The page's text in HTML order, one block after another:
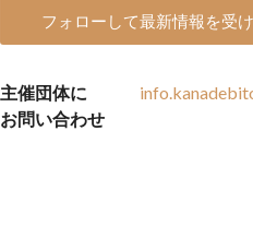
フォローして最新情報を受
主催団体に
お問い合わせ